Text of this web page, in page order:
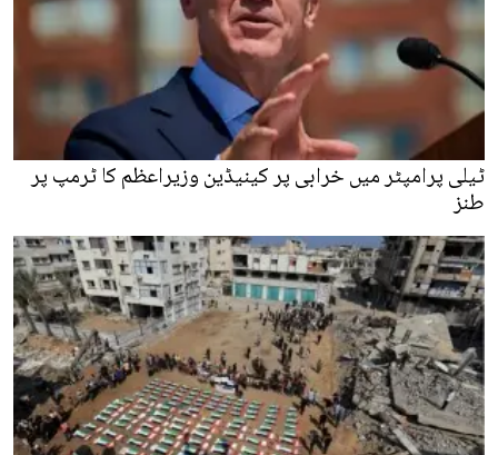
ٹیلی پرامپٹر میں خرابی پر کینیڈین وزیراعظم کا ٹرمپ پر
طنز